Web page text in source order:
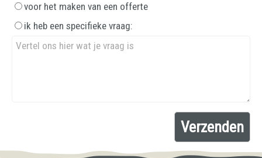
voor het maken van een offerte
ik heb een specifieke vraag: